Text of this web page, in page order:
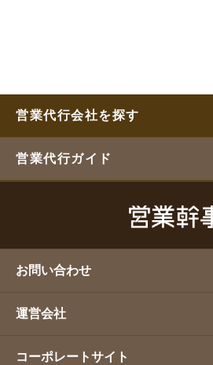
営業代行会社を探す
営業代行ガイド
お問い合わせ
運営会社
コーポレートサイト